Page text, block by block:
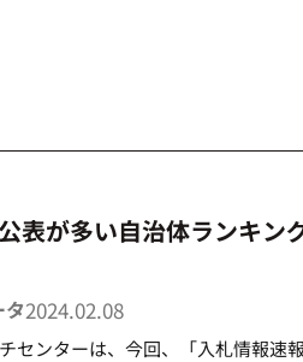
表が多い自治体ランキン
2024.02.08
センターは、今回、「入札情報速